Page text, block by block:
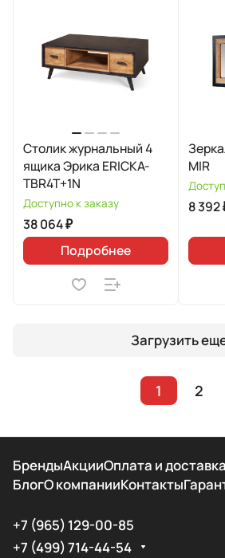
Столик журнальный 4
ящика Эрика ERICKA-
TBR4T+1N
Доступно к заказу
38 064 ₽
Подробнее
MIR
8 392
Загрузить
1 2
БрендыАкцииОплата и доставка
БлогО компанииКонтакты
+7 (965) 129-00-85
+7 (499) 714-44-54